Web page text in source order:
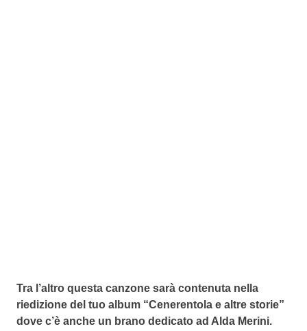
Tra l’altro questa canzone sarà contenuta nella
riedizione del tuo album “Cenerentola e altre storie”
dove c’è anche un brano dedicato ad Alda Merini.